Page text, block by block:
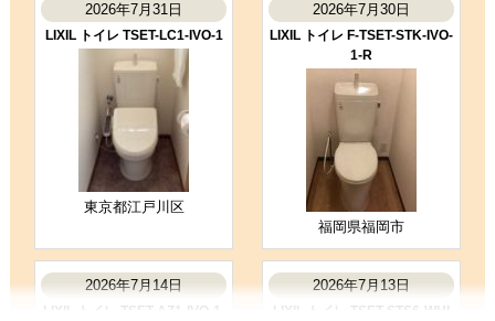
2026年7月31日
LIXIL トイレ TSET-LC1-IVO-1
東京都江戸川区
2026年7月30日
LIXIL トイレ F-TSET-STK-IVO-
1-R
福岡県福岡市
2026年7月14日
LIXIL トイレ TSET-AZ1-IVO-1-
2026年7月13日
LIXIL トイレ TSET-STS6-WHI